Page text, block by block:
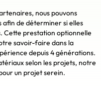
nous pouvons
afin de déterminer si elles
Cette prestation optionnelle
savoir-faire dans la
depuis 4 générations.
selon les projets, notre
un projet serein.